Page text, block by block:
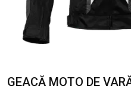
GEACĂ MOTO DE